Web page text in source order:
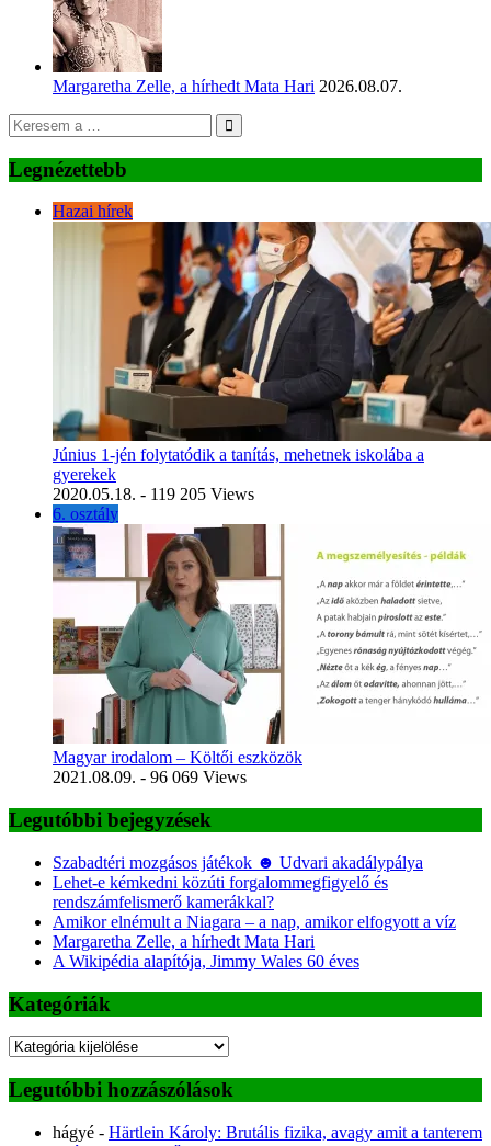
Margaretha Zelle, a hírhedt Mata Hari 2026.08.07.
Legnézettebb
Hazai hírek
Június 1-jén folytatódik a tanítás, mehetnek iskolába a
gyerekek
2020.05.18. - 119 205 Views
6. osztály
Magyar irodalom – Költői eszközök
2021.08.09. - 96 069 Views
Legutóbbi bejegyzések
Szabadtéri mozgásos játékok ☻ Udvari akadálypálya
Lehet-e kémkedni közúti forgalommegfigyelő és
rendszámfelismerő kamerákkal?
Amikor elnémult a Niagara – a nap, amikor elfogyott a víz
Margaretha Zelle, a hírhedt Mata Hari
A Wikipédia alapítója, Jimmy Wales 60 éves
Kategóriák
Kategóriák
Legutóbbi hozzászólások
hágyé - Härtlein Károly: Brutális fizika, avagy amit a tanterem